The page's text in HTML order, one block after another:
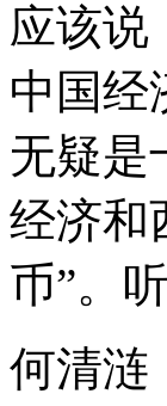
应该说
中国经
无疑是
经济和
币”。
何清涟